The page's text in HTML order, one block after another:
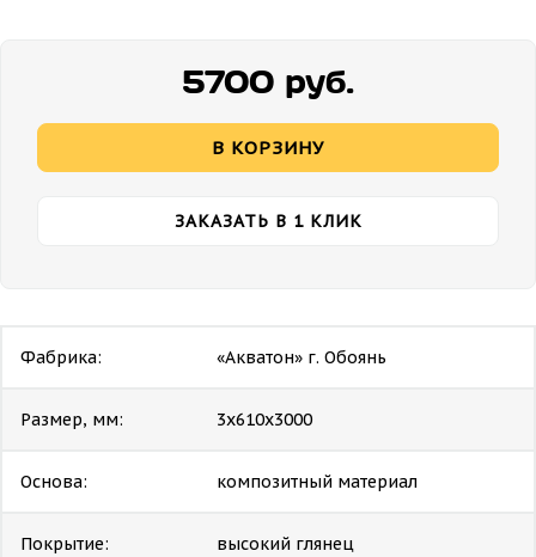
5700 руб.
В КОРЗИНУ
ЗАКАЗАТЬ В 1 КЛИК
Фабрика: «Акватон» г. Обоянь
Размер, мм: 3х610х3000
Основа: композитный материал
Покрытие: высокий глянец